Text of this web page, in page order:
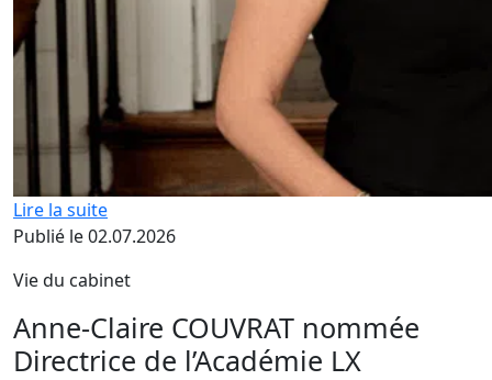
Lire la suite
Publié le 02.07.2026
Vie du cabinet
Anne-Claire COUVRAT nommée
Directrice de l’Académie LX